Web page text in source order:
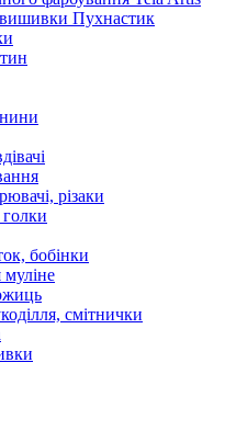
Пухнастик
різаки
бобінки
смітнички